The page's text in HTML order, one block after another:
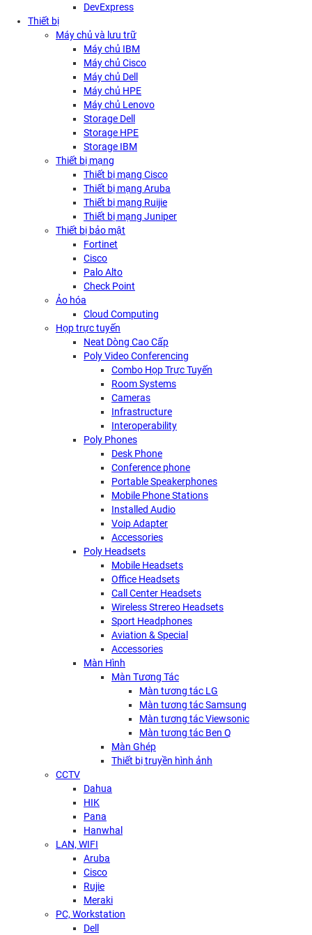
DevExpress
Thiết bị
Máy chủ và lưu trữ
Máy chủ IBM
Máy chủ Cisco
Máy chủ Dell
Máy chủ HPE
Máy chủ Lenovo
Storage Dell
Storage HPE
Storage IBM
Thiết bị mạng
Thiết bị mạng Cisco
Thiết bị mạng Aruba
Thiết bị mạng Ruijie
Thiết bị mạng Juniper
Thiết bị bảo mật
Fortinet
Cisco
Palo Alto
Check Point
Ảo hóa
Cloud Computing
Họp trực tuyến
Neat Dòng Cao Cấp
Poly Video Conferencing
Combo Họp Trực Tuyến
Room Systems
Cameras
Infrastructure
Interoperability
Poly Phones
Desk Phone
Conference phone
Portable Speakerphones
Mobile Phone Stations
Installed Audio
Voip Adapter
Accessories
Poly Headsets
Mobile Headsets
Office Headsets
Call Center Headsets
Wireless Strereo Headsets
Sport Headphones
Aviation & Special
Accessories
Màn Hình
Màn Tương Tác
Màn tương tác LG
Màn tương tác Samsung
Màn tương tác Viewsonic
Màn tương tác Ben Q
Màn Ghép
Thiết bị truyền hình ảnh
CCTV
Dahua
HIK
Pana
Hanwhal
LAN, WIFI
Aruba
Cisco
Rujie
Meraki
PC, Workstation
Dell